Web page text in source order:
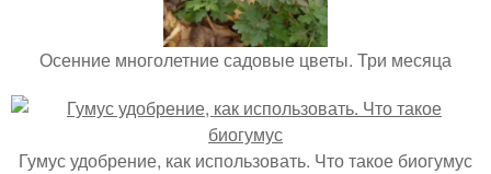
Осенние многолетние садовые цветы. Три месяца
Гумус удобрение, как использовать. Что такое биогумус